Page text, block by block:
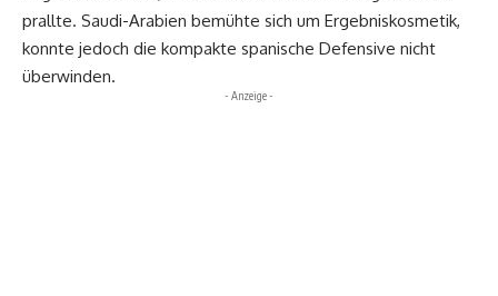
prallte. Saudi-Arabien bemühte sich um Ergebniskosmetik,
konnte jedoch die kompakte spanische Defensive nicht
überwinden.
- Anzeige -